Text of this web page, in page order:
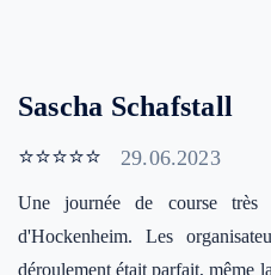
Sascha Schafstall
⭐⭐⭐⭐⭐ 29.06.2023
Une journée de course
d'Hockenheim. Les
déroulement était parfait, même